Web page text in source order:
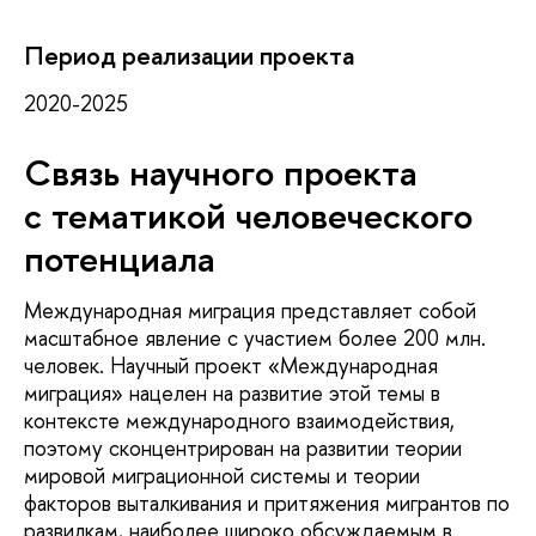
Период реализации проекта
2020-2025
Связь научного проекта
с тематикой человеческого
потенциала
Международная миграция представляет собой
масштабное явление с участием более 200 млн.
человек. Научный проект «Международная
миграция» нацелен на развитие этой темы в
контексте международного взаимодействия,
поэтому сконцентрирован на развитии теории
мировой миграционной системы и теории
факторов выталкивания и притяжения мигрантов по